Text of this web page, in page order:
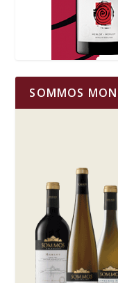
SOMMOS